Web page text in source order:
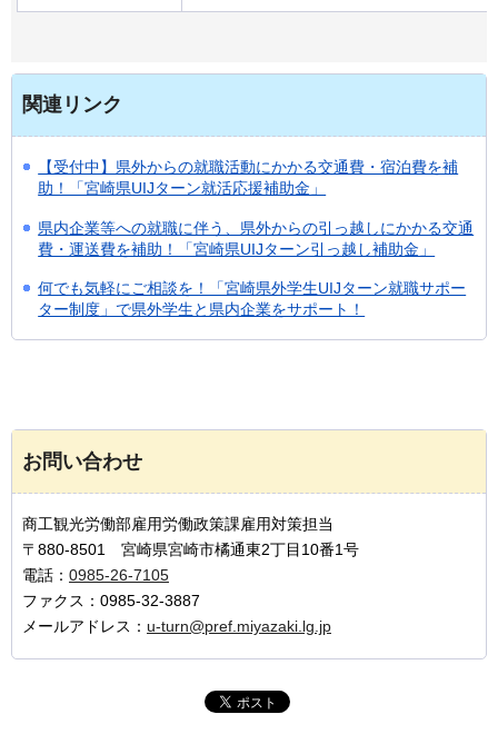
関連リンク
【受付中】県外からの就職活動にかかる交通費・宿泊費を補
助！「宮崎県UIJターン就活応援補助金」
県内企業等への就職に伴う、県外からの引っ越しにかかる交通
費・運送費を補助！「宮崎県UIJターン引っ越し補助金」
何でも気軽にご相談を！「宮崎県外学生UIJターン就職サポー
ター制度」で県外学生と県内企業をサポート！
お問い合わせ
商工観光労働部雇用労働政策課雇用対策担当
〒880-8501 宮崎県宮崎市橘通東2丁目10番1号
電話： 0985-26-7105
ファクス：0985-32-3887
メールアドレス： u-turn@pref.miyazaki.lg.jp